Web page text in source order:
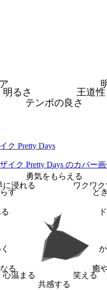
王道性
テンポの良さ
明るさ
ク Pretty Days
勇気をもらえる
ワクワク
と
癒
笑える
共感する
心温まる
る
す
に浸れる